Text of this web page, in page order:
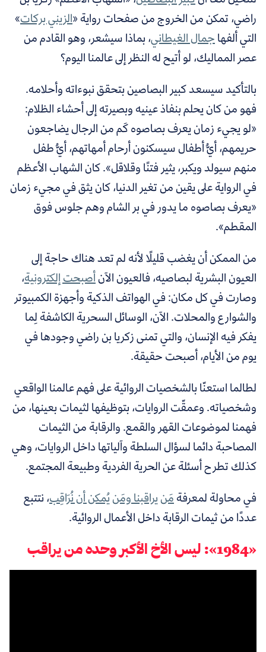
راضي، تمكن من الخروج من صفحات رواية «الزيني بركات»
التي ألفهاجمال الغيطاني،بماذا سيشعر، وهو القادم من
عصر المماليك، لو أتيح له النظر إلى عالمنا اليوم؟
بالتأكيد سيسعد كبير البصاصين بتحقق نبوءاته وأحلامه.
فهو من كان يحلم بنفاذ عينيه وبصيرته إلى أحشاء الظلام:
«لو يجيء زمان يعرف بصاصوه كَم من الرجال يضاجعون
حريمهم، أيُّ أطفال سيسكنون أرحام أمهاتهم، أيُّ طفل
منهم سيولد ويكبر، يثير فتنًا وقلاقل». كان الشهاب الأعظم
في الرواية على يقين من تغير الدنيا، كان يثق في مجيء زمان
«يعرف بصاصوه ما يدور في بر الشام وهم جلوس فوق
المقطم».
من الممكن أن يغضب قليلًا لأنه لم تعد هناك حاجة إلى
العيون البشرية لبصاصيه،فالعيون الآنأصبحت إلكترونية،
وصارت في كل مكان: في الهواتف الذكية وأجهزة الكمبيوتر
والشوارع والمحلات. الآن، الوسائل السحرية الكاشفة لِما
يفكر فيه الإنسان، والتي تمنى زكريا بن راضي وجودها في
يوم من الأيام، أصبحت حقيقة.
لطالما استعنّا بالشخصيات الروائية على فهم عالمنا الواقعي
وشخصياته. وعمقّت الروايات، بتوظيفها لثيمات بعينها، من
فهمنا لموضوعات القهر والقمع. والرقابة من الثيمات
المصاحبة دائما لسؤال السلطة وآلياتها داخل الروايات، وهي
كذلك تطرح أسئلة عن الحرية الفردية وطبيعة المجتمع.
في محاولة لمعرفةمَن يراقبنا ومَن يُمكن أن نُرَاقِب، نتتبع
عددًا من ثيمات الرقابة داخل الأعمال الروائية.
«1984»: ليس الأخ الأكبر وحده من يراقب